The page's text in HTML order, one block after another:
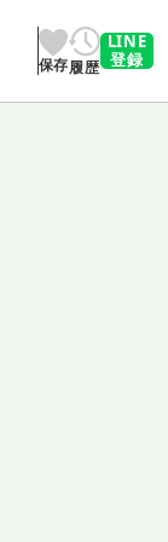
保存履歴
LINE
登録